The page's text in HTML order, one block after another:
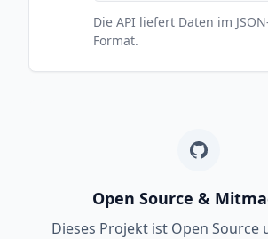
Die API liefert Daten im
Format.
Open Source &
Dieses Projekt ist Open Source